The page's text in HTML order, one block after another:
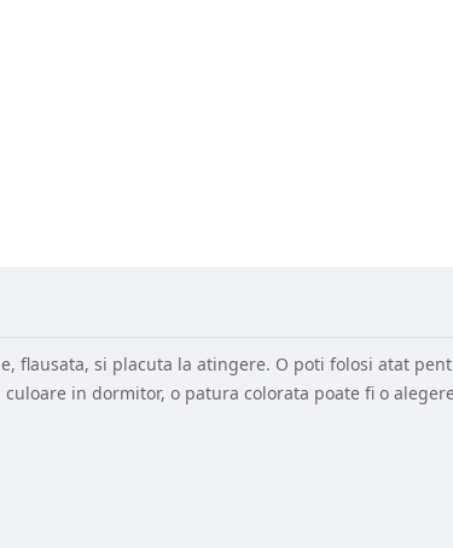
flausata, si placuta la atingere. O poti folosi atat
in dormitor, o patura colorata poate fi o